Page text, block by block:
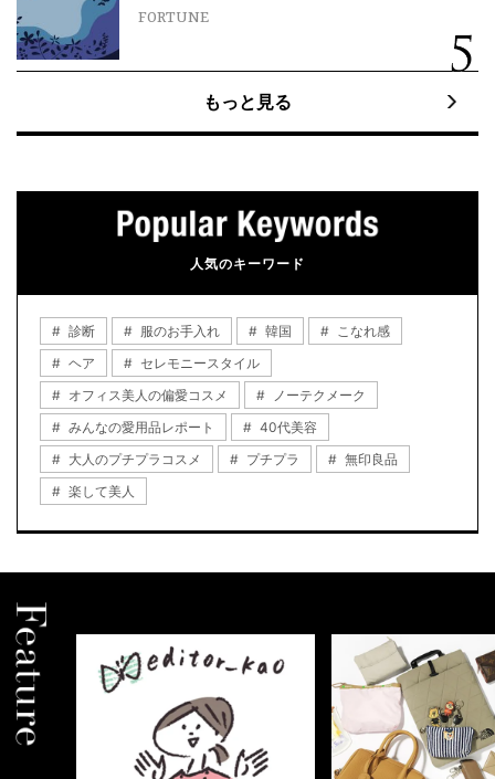
FORTUNE
もっと見る
人気のキーワード
診断 服のお手入れ 韓国
こなれ感
ヘア
セレモニースタイル
オフィス美人の偏愛コスメ
ノーテクメーク
みんなの愛用品レポート
40代美容
大人のプチプラコスメ
プチプラ
無印良品
楽して美人